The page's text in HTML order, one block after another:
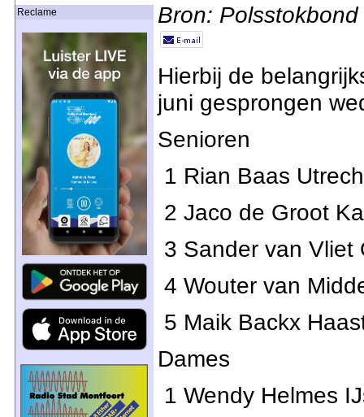
Reclame Bron: Polsstokbond
Hierbij de
juni gesprongen
Senioren
1 Rian Baas
2 Jaco de Groot
3 Sander van Vliet
4 Wouter van
5 Maik Backx
Dames
1 Wendy Helmes